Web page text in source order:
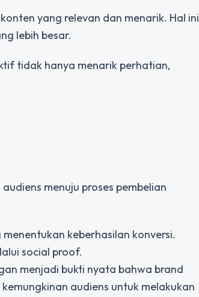
yang relevan dan menarik. Hal ini
lebih besar.
tidak hanya menarik perhatian,
menuju proses pembelian
keberhasilan konversi.
social proof.
menjadi bukti nyata bahwa brand
audiens untuk melakukan